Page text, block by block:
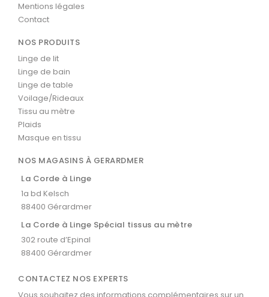
Mentions légales
Contact
NOS PRODUITS
Linge de lit
Linge de bain
Linge de table
Voilage/Rideaux
Tissu au mètre
Plaids
Masque en tissu
NOS MAGASINS À GERARDMER
La Corde à Linge
1a bd Kelsch
88400 Gérardmer
La Corde à Linge Spécial tissus au mètre
302 route d’Epinal
88400 Gérardmer
CONTACTEZ NOS EXPERTS